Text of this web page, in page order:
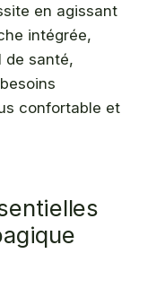
en agissant
intégrée,
de santé,
confortable et